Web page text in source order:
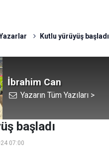
Kutlu yürüyüş başladı
İbrahim Can
Yazarın Tüm Yazıları >
başladı
07:00